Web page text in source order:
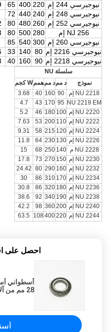
نيوجيرسي 244 إم
220
400
65
نيوجيرسي 248 إم
240
440
72
نيوجيرسي 252 إم
260
480
80
NJ 256 إم
280
500
80
نيوجيرسي 260 إم
300
540
85
نيوجيرسي 2216 إم
80
140
33
نيوجيرسي 2218 إم
90
160
40
سلسلة NU
نموذج
د ممد ممهممW كجم
NU 2218 إم
90
160
40
3.68
NU 2219 EM
95
170
43
4.7
NU 2220 إم
100
180
46
5.2
NU 2222 إم
110
200
53
7.63
NU 2224 إم
120
215
58
9.31
NU 2226 إم
130
230
64
11.8
NU 2228 م
140
250
68
15
NU 2230 إم
150
270
73
17.8
NU 2232 إم
160
290
80
24.42
NU 2234 إم
170
310
86
30
NU 2236 إم
180
320
86
30.8
NU 2238 إم
190
340
92
38.6
NU 2240 إم
200
360
98
42.2
NU 2244 إم
220
400
108
63.5
احصل على
28 مم من آلات البناء